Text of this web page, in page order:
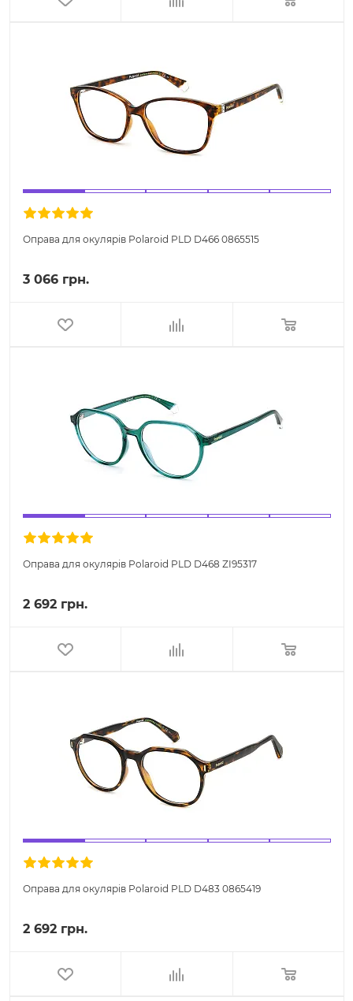
Оправа для окулярів Polaroid PLD D466 0865515
3 066 грн.
Оправа для окулярів Polaroid PLD D468 ZI95317
2 692 грн.
Оправа для окулярів Polaroid PLD D483 0865419
2 692 грн.